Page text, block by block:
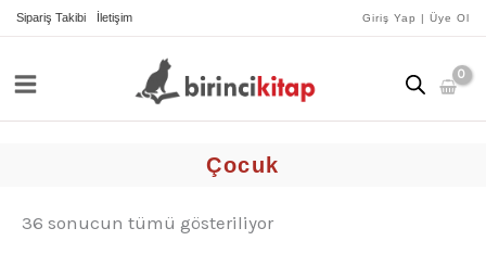
İçeriğe
Sipariş Takibi İletişim Giriş Yap | Üye Ol
Çocuk
36 sonucun tümü gösteriliyor
göre